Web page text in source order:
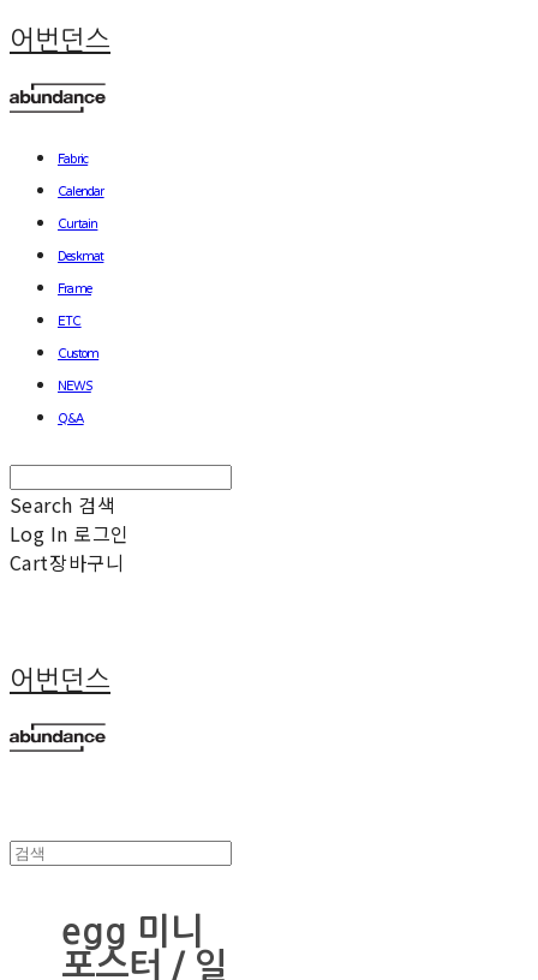
어번던스
Fabric
Calendar
Curtain
Deskmat
Frame
ETC
Custom
NEWS
Q&A
Search 검색
Log In 로그인
Cart장바구니
어번던스
egg 미니
포스터 / 일